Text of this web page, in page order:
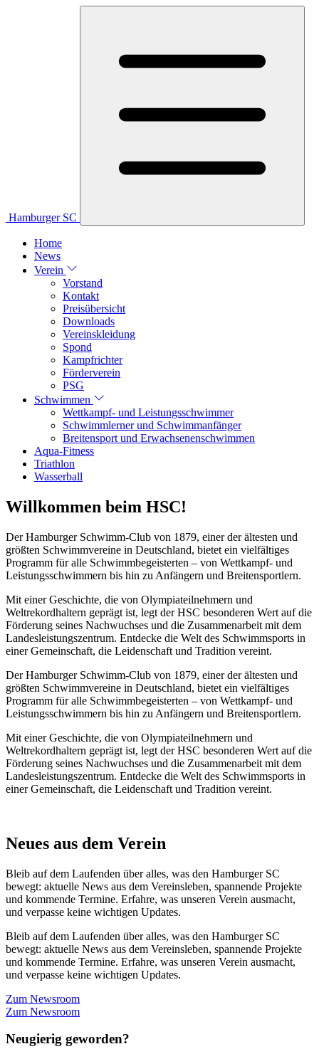
Hamburger SC
Home
News
Verein
Vorstand
Kontakt
Preisübersicht
Downloads
Vereinskleidung
Spond
Kampfrichter
Förderverein
PSG
Schwimmen
Wettkampf- und Leistungsschwimmer
Schwimmlerner und Schwimmanfänger
Breitensport und Erwachsenenschwimmen
Aqua-Fitness
Triathlon
Wasserball
Willkommen beim HSC!
Der Hamburger Schwimm-Club von 1879, einer der ältesten und
größten Schwimmvereine in Deutschland, bietet ein vielfältiges
Programm für alle Schwimmbegeisterten – von Wettkampf- und
Leistungsschwimmern bis hin zu Anfängern und Breitensportlern.
Mit einer Geschichte, die von Olympiateilnehmern und
Weltrekordhaltern geprägt ist, legt der HSC besonderen Wert auf die
Förderung seines Nachwuchses und die Zusammenarbeit mit dem
Landesleistungszentrum. Entdecke die Welt des Schwimmsports in
einer Gemeinschaft, die Leidenschaft und Tradition vereint.
Der Hamburger Schwimm-Club von 1879, einer der ältesten und
größten Schwimmvereine in Deutschland, bietet ein vielfältiges
Programm für alle Schwimmbegeisterten – von Wettkampf- und
Leistungsschwimmern bis hin zu Anfängern und Breitensportlern.
Mit einer Geschichte, die von Olympiateilnehmern und
Weltrekordhaltern geprägt ist, legt der HSC besonderen Wert auf die
Förderung seines Nachwuchses und die Zusammenarbeit mit dem
Landesleistungszentrum. Entdecke die Welt des Schwimmsports in
einer Gemeinschaft, die Leidenschaft und Tradition vereint.
Neues aus dem Verein
Bleib auf dem Laufenden über alles, was den Hamburger SC
bewegt: aktuelle News aus dem Vereinsleben, spannende Projekte
und kommende Termine. Erfahre, was unseren Verein ausmacht,
und verpasse keine wichtigen Updates.
Bleib auf dem Laufenden über alles, was den Hamburger SC
bewegt: aktuelle News aus dem Vereinsleben, spannende Projekte
und kommende Termine. Erfahre, was unseren Verein ausmacht,
und verpasse keine wichtigen Updates.
Zum Newsroom
Zum Newsroom
Neugierig geworden?